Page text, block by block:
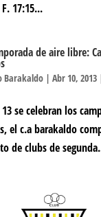
F. 17:15...
de aire libre:
Barakaldo| Abr 10, 2013
se celebran los
el c.a barakaldo
de clubs de